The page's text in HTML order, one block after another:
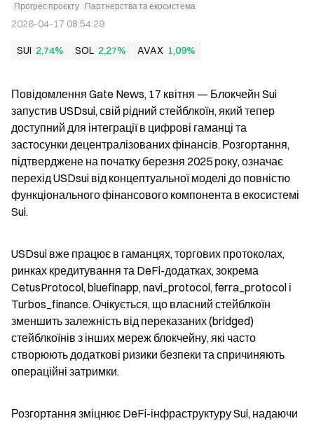
Прогрес проєкту Партнерства та екосистема
2026-04-17 08:54:29
SUI 2,74% SOL 2,27% AVAX 1,09%
Повідомлення Gate News, 17 квітня — Блокчейн Sui
запустив USDsui, свій рідний стейблкоїн, який тепер
доступний для інтеграції в цифрові гаманці та
застосунки децентралізованих фінансів. Розгортання,
підтверджене на початку березня 2025 року, означає
перехід USDsui від концептуальної моделі до повністю
функціонального фінансового компонента в екосистемі
Sui.
USDsui вже працює в гаманцях, торгових протоколах,
ринках кредитування та DeFi-додатках, зокрема
CetusProtocol, bluefinapp, navi_protocol, ferra_protocol і
Turbos_finance. Очікується, що власний стейблкоїн
зменшить залежність від переказаних (bridged)
стейблкоїнів з інших мереж блокчейну, які часто
створюють додаткові ризики безпеки та спричиняють
операційні затримки.
Розгортання зміцнює DeFi-інфраструктуру Sui, надаючи